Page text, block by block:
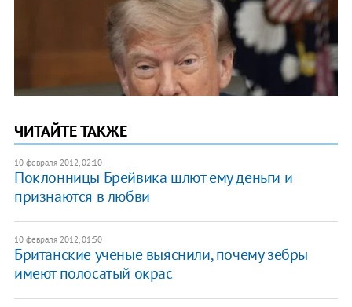
ЧИТАЙТЕ ТАКЖЕ
10 февраля 2012, 02:10
Поклонницы Брейвика шлют ему деньги и
признаются в любви
10 февраля 2012, 01:50
Британские ученые выяснили, почему зебры
имеют полосатый окрас